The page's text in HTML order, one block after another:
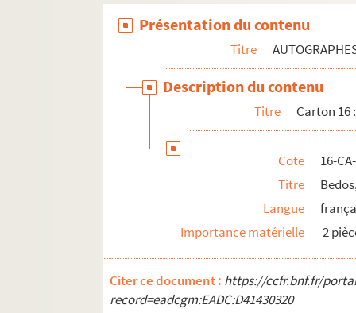
16-CA-28. Cassini de Thury (César
16-CA-29. Chabaud (Antoine),
16-CA-30. Chabert (l'amiral)
16-CA-31. Changeux (Pierre-Jacques),
16-CA-33. Dacier (André)
16-CA-34. D'Alembert
16-CA-36. Darcet (Jean), chimiste
16-CA-37. Daubenton
16-CA-38. Delambre (J.-B.-J.),
16-CA-39. Desmarets (Nicolas),
16-CA-40. Desfontaines (René Louiche-)
Présentation du contenu
Titre
Description du contenu
Titre Carton 16
Cote
16-
Titre
Langue
Importance matérielle
2
Citer ce document : https://ccfr.bnf.fr/
record=eadcgm:EADC:D41430320